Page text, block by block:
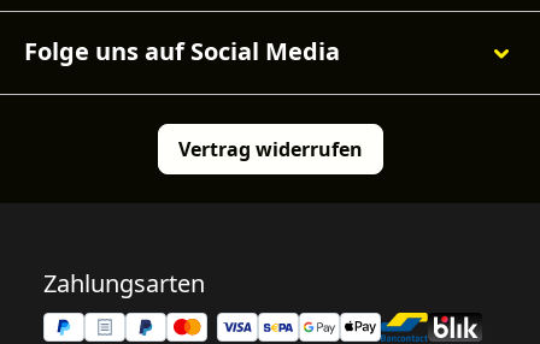
Folge uns auf Social Media
Vertrag widerrufen
Zahlungsarten